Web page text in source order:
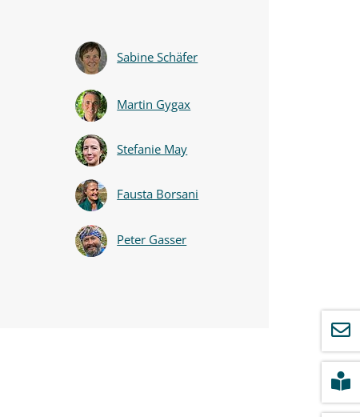
Sabine Schäfer
Martin Gygax
Stefanie May
Fausta Borsani
Peter Gasser